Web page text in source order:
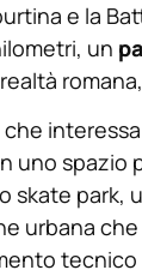
e la
un
uno spazio
skate park,
urbana
tecnico